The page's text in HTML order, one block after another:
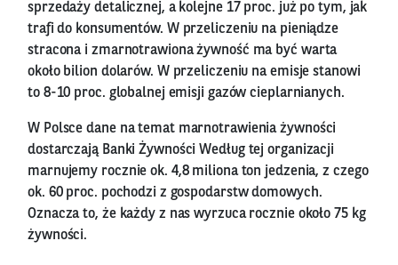
sprzedaży detalicznej, a kolejne 17 proc. już po tym, jak
trafi do konsumentów. W przeliczeniu na pieniądze
stracona i zmarnotrawiona żywność ma być warta
około bilion dolarów. W przeliczeniu na emisje stanowi
to 8-10 proc. globalnej emisji gazów cieplarnianych.
W Polsce dane na temat marnotrawienia żywności
dostarczają Banki Żywności Według tej organizacji
marnujemy rocznie ok. 4,8 miliona ton jedzenia, z czego
ok. 60 proc. pochodzi z gospodarstw domowych.
Oznacza to, że każdy z nas wyrzuca rocznie około 75 kg
żywności.